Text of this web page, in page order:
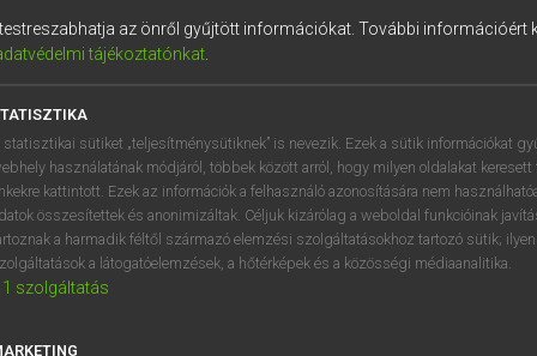
szótár
VAN ELŐFIZETÉSED?
megtekintéséhez.
az önről gyűjtött információkat. További információért
tájékoztatónkat.
statisztikai sütiket „teljesítménysütiknek” is nevezik. Ezek a sütik információkat
használatának módjáról, többek között arról, hogy milyen oldalakat keresett
kattintott. Ezek az információk a felhasználó azonosítására nem
összesítettek és anonimizáltak. Céljuk kizárólag a weboldal funkcióinak
a harmadik féltől származó elemzési szolgáltatásokhoz tartozó sütik;
a látogatóelemzések, a hőtérképek és a közösségi médiaanalitika.
1 szolgáltatás
DE CN FR ES IT NL
1 2 3 4 5 6 7 8 9
q w e r t z u i
a s d f g h j k l é
í y x c v b n m , .